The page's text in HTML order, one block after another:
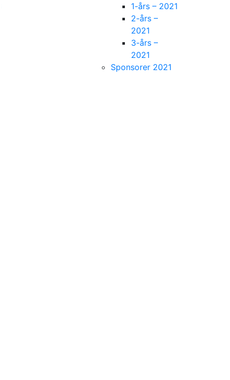
1-års – 2021
2-års –
2021
3-års –
2021
Sponsorer 2021